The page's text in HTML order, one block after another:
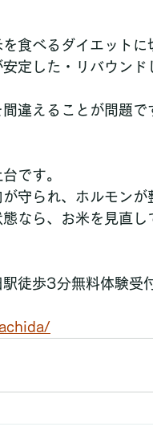
食べるダイエットに
定した・リバウンド
違えることが問題で
です。
守られ、ホルモンが
なら、お米を見直し
徒歩3分無料体験受